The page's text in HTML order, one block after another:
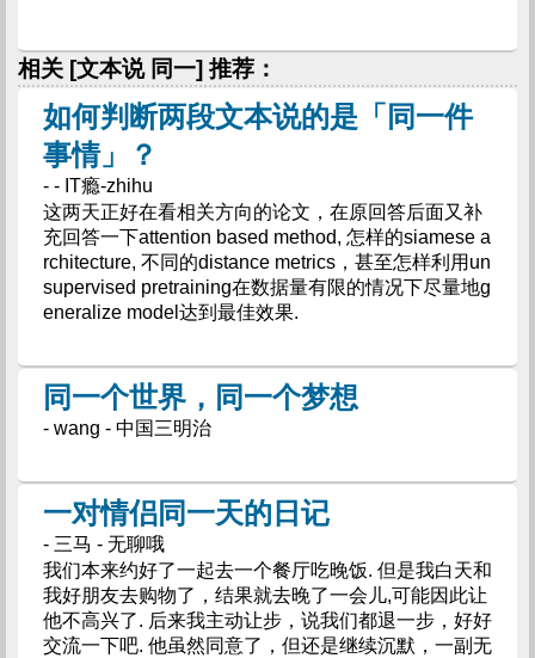
相关 [文本说 同一] 推荐：
如何判断两段文本说的是「同一件
事情」？
- - IT瘾-zhihu
这两天正好在看相关方向的论文，在原回答后面又补
充回答一下attention based method, 怎样的siamese a
rchitecture, 不同的distance metrics，甚至怎样利用un
supervised pretraining在数据量有限的情况下尽量地g
eneralize model达到最佳效果.
同一个世界，同一个梦想
- wang - 中国三明治
一对情侣同一天的日记
- 三马 - 无聊哦
我们本来约好了一起去一个餐厅吃晚饭. 但是我白天和
我好朋友去购物了，结果就去晚了一会儿,可能因此让
他不高兴了. 后来我主动让步，说我们都退一步，好好
交流一下吧. 他虽然同意了，但还是继续沉默，一副无